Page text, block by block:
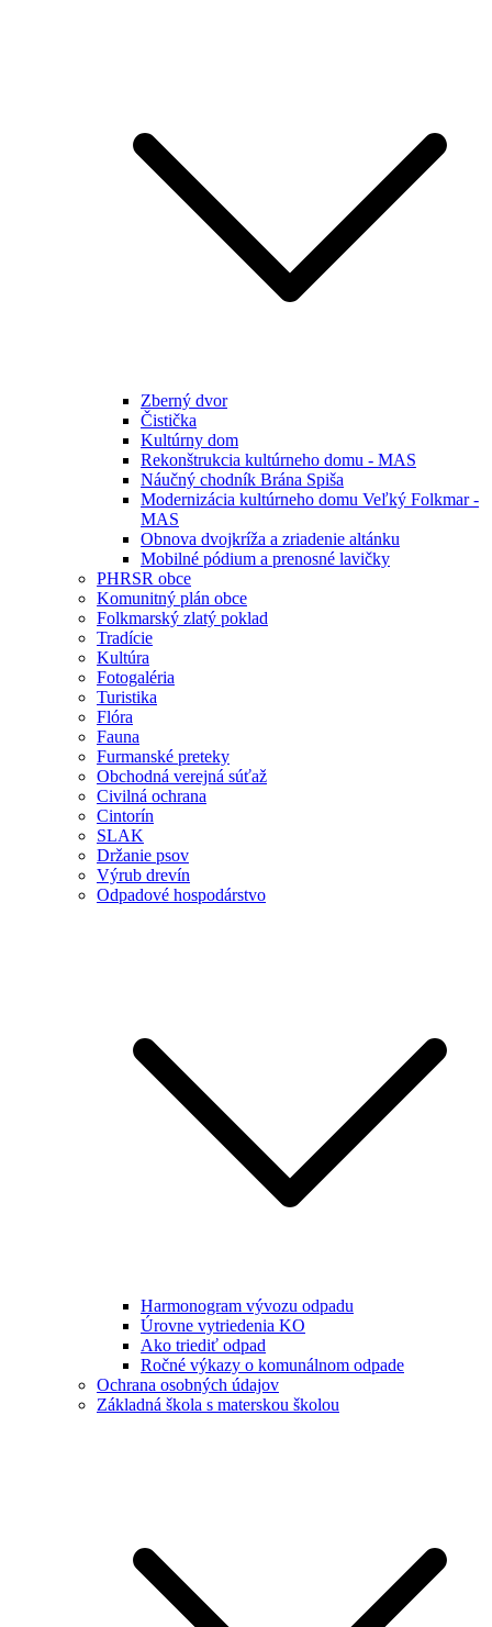
Zberný dvor
Čistička
Kultúrny dom
Rekonštrukcia kultúrneho domu - MAS
Náučný chodník Brána Spiša
Modernizácia kultúrneho domu Veľký Folkmar -
MAS
Obnova dvojkríža a zriadenie altánku
Mobilné pódium a prenosné lavičky
PHRSR obce
Komunitný plán obce
Folkmarský zlatý poklad
Tradície
Kultúra
Fotogaléria
Turistika
Flóra
Fauna
Furmanské preteky
Obchodná verejná súťaž
Civilná ochrana
Cintorín
SLAK
Držanie psov
Výrub drevín
Odpadové hospodárstvo
Harmonogram vývozu odpadu
Úrovne vytriedenia KO
Ako triediť odpad
Ročné výkazy o komunálnom odpade
Ochrana osobných údajov
Základná škola s materskou školou